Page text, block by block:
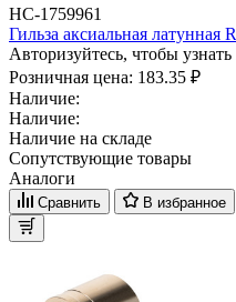
НС-1759961
Гильза аксиальная латунная
Авторизуйтесь, чтобы
Розничная цена: 183.35 ₽
Наличие:
Наличие:
Наличие на складе
Сопутствующие товары
Аналоги
Сравнить В избранное